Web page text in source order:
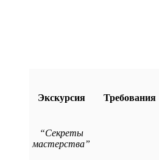
Экскурсия Требования
“Секреты
мастерства”